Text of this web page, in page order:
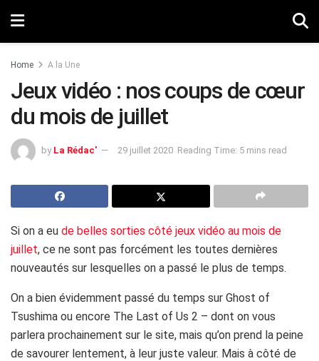
Home A la Une
Jeux vidéo : nos coups de cœur
du mois de juillet
by La Rédac' 29 juillet 2020 Reading Time: 5 mins read
Si on a eu de belles sorties côté jeux vidéo au mois de
juillet, ce ne sont pas forcément les toutes dernières
nouveautés sur lesquelles on a passé le plus de temps.
On a bien évidemment passé du temps sur Ghost of
Tsushima ou encore The Last of Us 2 – dont on vous
parlera prochainement sur le site, mais qu’on prend la peine
de savourer lentement, à leur juste valeur. Mais à côté de